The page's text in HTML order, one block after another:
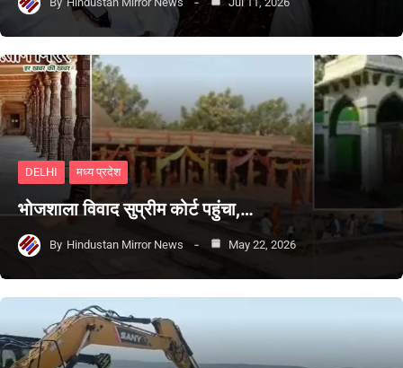
DELHI मध्य प्रदेश
भोजशाला विवाद सुप्रीम कोर्ट पहुंचा,…
By Hindustan Mirror News May 22, 2026